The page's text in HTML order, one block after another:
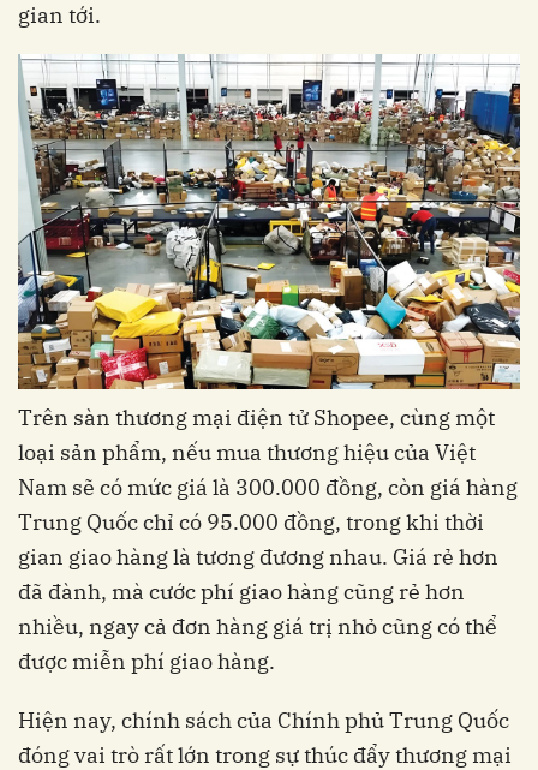
gian tới.
Trên sàn thương mại điện tử Shopee, cùng một
loại sản phẩm, nếu mua thương hiệu của Việt
Nam sẽ có mức giá là 300.000 đồng, còn giá hàng
Trung Quốc chỉ có 95.000 đồng, trong khi thời
gian giao hàng là tương đương nhau. Giá rẻ hơn
đã đành, mà cước phí giao hàng cũng rẻ hơn
nhiều, ngay cả đơn hàng giá trị nhỏ cũng có thể
được miễn phí giao hàng.
Hiện nay, chính sách của Chính phủ Trung Quốc
đóng vai trò rất lớn trong sự thúc đẩy thương mại